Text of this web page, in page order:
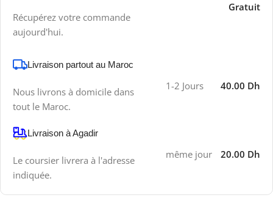
Récupérez votre commande
aujourd'hui.
Gratuit
Livraison partout au Maroc
Nous livrons à domicile dans
tout le Maroc.
1-2 Jours 40.00 Dh
Livraison à Agadir
Le coursier livrera à l'adresse
indiquée.
même jour 20.00 Dh